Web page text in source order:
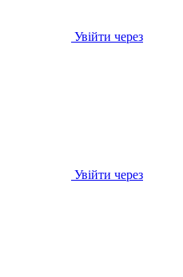
Увійти через
Увійти через